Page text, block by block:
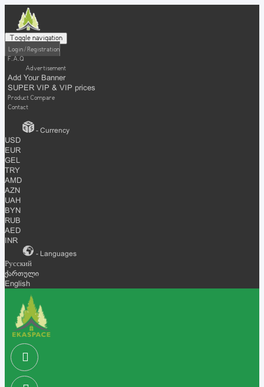
Toggle navigation
Login / Registration
F.A.Q
Advertisement
Add Your Banner
SUPER VIP & VIP prices
Product Compare
Contact
- Currency
USD
EUR
GEL
TRY
AMD
AZN
UAH
BYN
RUB
AED
INR
- Languages
Русский
ქართული
English